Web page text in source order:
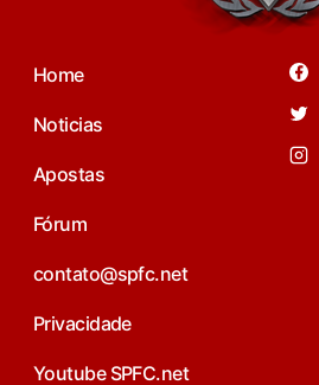
Home
Noticias
Apostas
Fórum
contato@spfc.net
Privacidade
Youtube SPFC.net